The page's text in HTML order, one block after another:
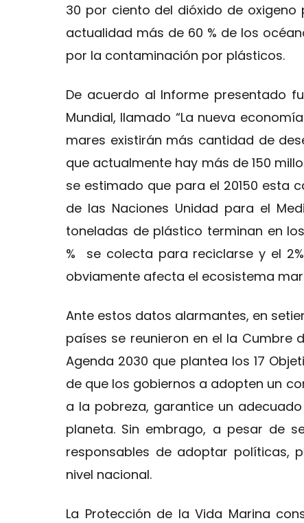
30 por ciento del dióxido de
actualidad más de 60 % de los
por la contaminación por plásticos.
De acuerdo al Informe presentado
Mundial, llamado “La nueva
mares existirán más cantidad de
que actualmente hay más de 150
se estimado que para el 20150 esta
de las Naciones Unidad para el
toneladas de plástico terminan en
% se colecta para reciclarse y el
obviamente afecta el ecosistema
Ante estos datos alarmantes, en
países se reunieron en el la Cumbre
Agenda 2030 que plantea los 17
de que los gobiernos a adopten un
a la pobreza, garantice un
planeta. Sin embrago, a pesar de
responsables de adoptar políticas,
nivel nacional.
La Protección de la Vida Marina